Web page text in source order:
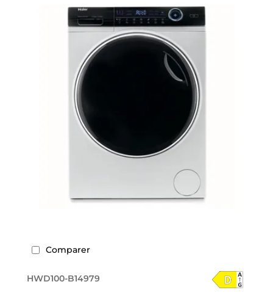
Comparer
HWD100-B14979